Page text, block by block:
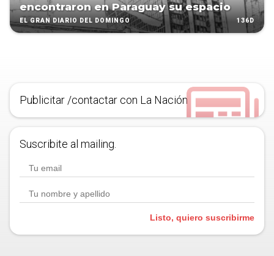
encontraron en Paraguay su espacio
EL GRAN DIARIO DEL DOMINGO 136D
Publicitar /contactar con La Nación
Suscribite al mailing.
Listo, quiero suscribirme